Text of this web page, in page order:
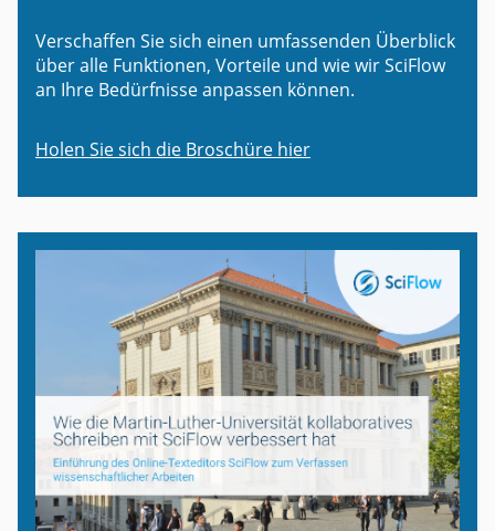
Verschaffen Sie sich einen umfassenden Überblick
über alle Funktionen, Vorteile und wie wir SciFlow
an Ihre Bedürfnisse anpassen können.
Holen Sie sich die Broschüre hier